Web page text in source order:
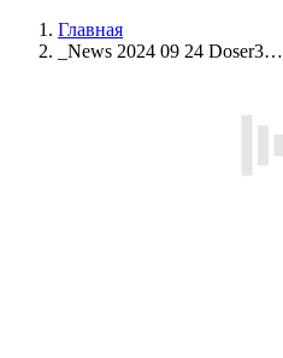
Главная
_News 2024 09 24 Doser3…